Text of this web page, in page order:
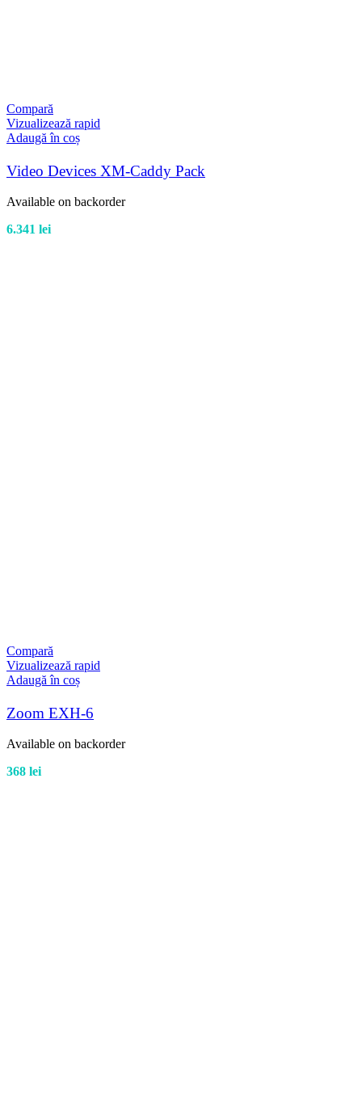
Compară
Vizualizează rapid
Adaugă în coș
Video Devices XM-Caddy Pack
Available on backorder
6.341 lei
Compară
Vizualizează rapid
Adaugă în coș
Zoom EXH-6
Available on backorder
368 lei